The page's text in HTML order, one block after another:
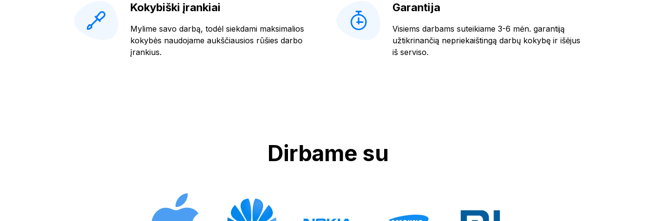
Kokybiški įrankiai
Mylime savo darbą, todėl siekdami maksimalios
kokybės naudojame aukščiausios rūšies darbo
įrankius.
Garantija
Visiems darbams suteikiame 3-6 mėn. garantiją
užtikrinančią nepriekaištingą darbų kokybę ir išėjus
iš serviso.
Dirbame su